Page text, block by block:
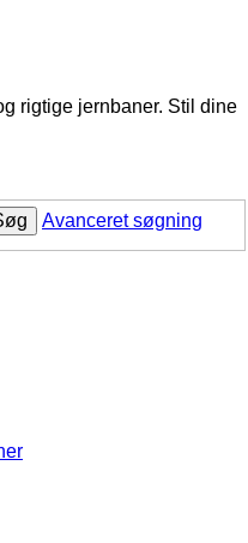
rigtige jernbaner. Stil dine
Avanceret søgning